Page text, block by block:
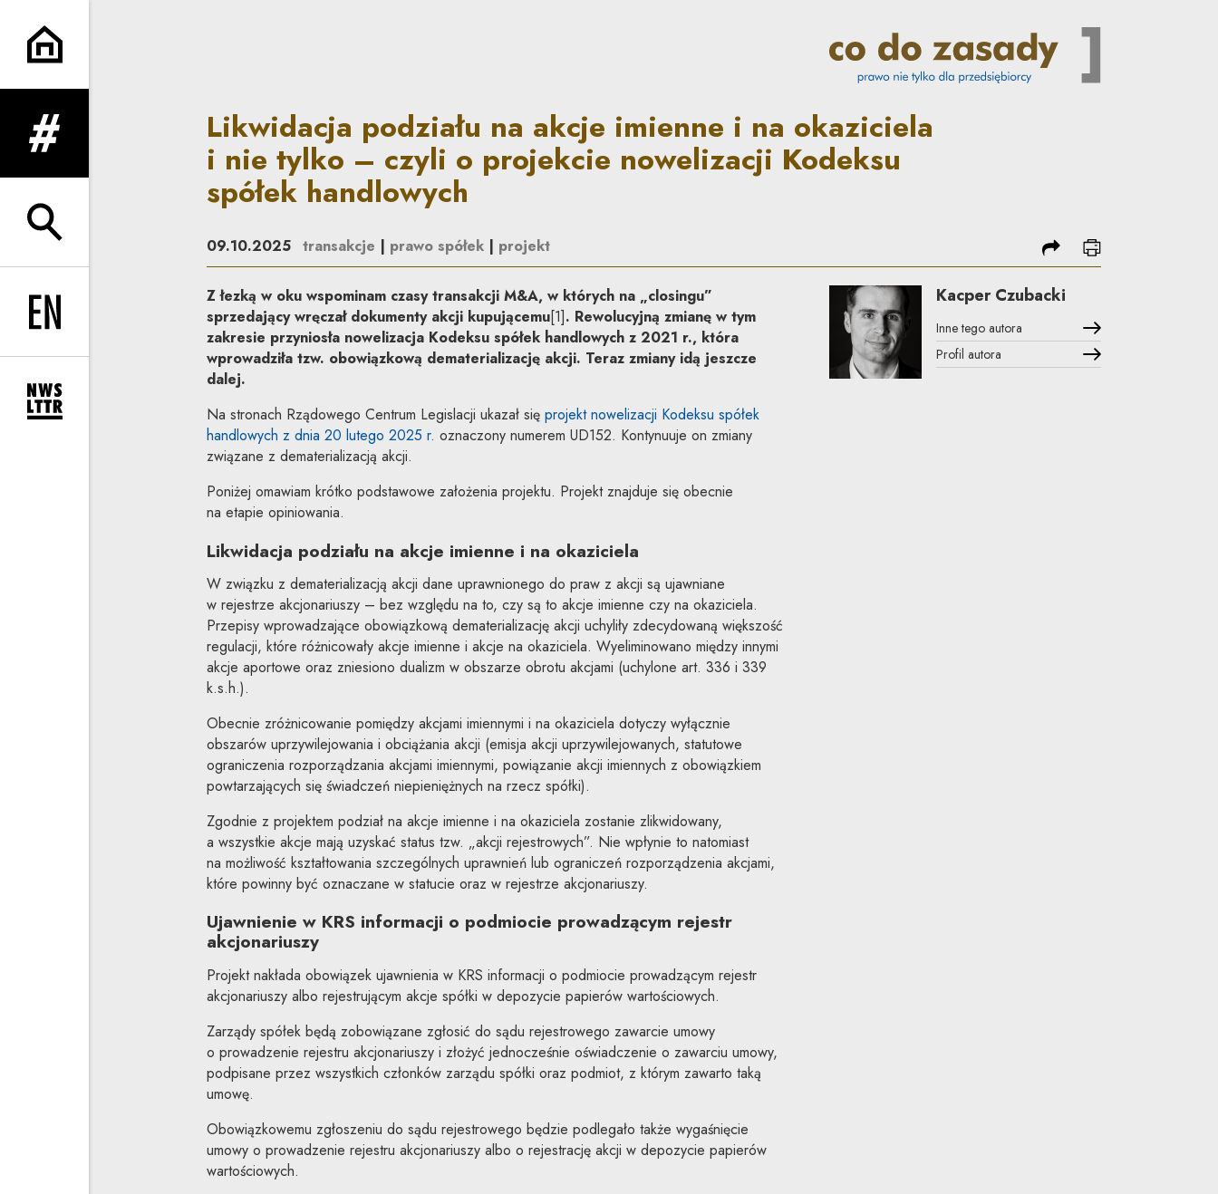
Likwidacja podziału na akcje imienne i na okaziciela i nie tylko – czyli o projekcie
rozwiń menu
rozwiń wyszukiwarkę
Change language to EN
rozwiń formularz zapisu na newsletter
Likwidacja podziału na akcje imienne i na okaziciela
i nie tylko – czyli o projekcie nowelizacji Kodeksu
spółek handlowych
09.10.2025 transakcje | prawo spółek| projekt podziel się
drukuj
Z łezką w oku wspominam czasy transakcji M&A, w których na „closingu”
sprzedający wręczał dokumenty akcji kupującemu[1]. Rewolucyjną zmianę w tym
zakresie przyniosła nowelizacja Kodeksu spółek handlowych z 2021 r., która
wprowadziła tzw. obowiązkową dematerializację akcji. Teraz zmiany idą jeszcze
dalej.
Na stronach Rządowego Centrum Legislacji ukazał się projekt nowelizacji Kodeksu spółek
handlowych z dnia 20 lutego 2025 r. Uwaga, link zostanie otwarty w nowym oknie
oznaczony numerem UD152. Kontynuuje on zmiany
związane z dematerializacją akcji.
Poniżej omawiam krótko podstawowe założenia projektu. Projekt znajduje się obecnie
na etapie opiniowania.
Likwidacja podziału na akcje imienne i na okaziciela
W związku z dematerializacją akcji dane uprawnionego do praw z akcji są ujawniane
w rejestrze akcjonariuszy – bez względu na to, czy są to akcje imienne czy na okaziciela.
Przepisy wprowadzające obowiązkową dematerializację akcji uchyliły zdecydowaną większość
regulacji, które różnicowały akcje imienne i akcje na okaziciela. Wyeliminowano między innymi
akcje aportowe oraz zniesiono dualizm w obszarze obrotu akcjami (uchylone art. 336 i 339
k.s.h.).
Obecnie zróżnicowanie pomiędzy akcjami imiennymi i na okaziciela dotyczy wyłącznie
obszarów uprzywilejowania i obciążania akcji (emisja akcji uprzywilejowanych, statutowe
ograniczenia rozporządzania akcjami imiennymi, powiązanie akcji imiennych z obowiązkiem
powtarzających się świadczeń niepieniężnych na rzecz spółki).
Zgodnie z projektem podział na akcje imienne i na okaziciela zostanie zlikwidowany,
a wszystkie akcje mają uzyskać status tzw. „akcji rejestrowych”. Nie wpłynie to natomiast
na możliwość kształtowania szczególnych uprawnień lub ograniczeń rozporządzenia akcjami,
które powinny być oznaczane w statucie oraz w rejestrze akcjonariuszy.
Ujawnienie w KRS informacji o podmiocie prowadzącym rejestr
akcjonariuszy
Projekt nakłada obowiązek ujawnienia w KRS informacji o podmiocie prowadzącym rejestr
akcjonariuszy albo rejestrującym akcje spółki w depozycie papierów wartościowych.
Zarządy spółek będą zobowiązane zgłosić do sądu rejestrowego zawarcie umowy
o prowadzenie rejestru akcjonariuszy i złożyć jednocześnie oświadczenie o zawarciu umowy,
podpisane przez wszystkich członków zarządu spółki oraz podmiot, z którym zawarto taką
umowę.
Obowiązkowemu zgłoszeniu do sądu rejestrowego będzie podlegało także wygaśnięcie
umowy o prowadzenie rejestru akcjonariuszy albo o rejestrację akcji w depozycie papierów
wartościowych.
Kacper Czubacki
Inne tego autora
Profil autora
Uwaga, link zostanie otwarty w nowym oknie